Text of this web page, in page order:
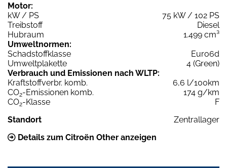
Motor:
kW / PS
75 kW / 102 PS
Treibstoff
Diesel
Hubraum
1.499 cm³
Umweltnormen:
Schadstoffklasse
Euro6d
Umweltplakette
4 (Green)
Verbrauch und Emissionen nach WLTP:
Kraftstoffverbr. komb.
6,6 l/100km
CO2-Emissionen komb.
174 g/km
CO2-Klasse
F
Standort
Zentrallager
Details zum Citroën Other anzeigen